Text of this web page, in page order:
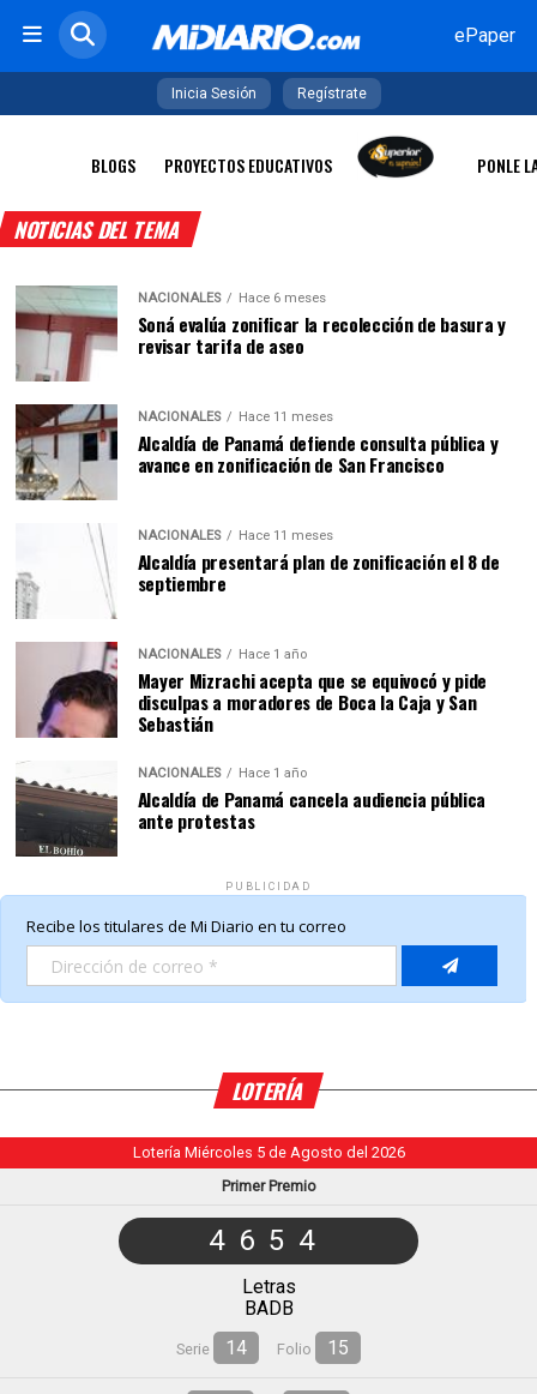
ePaper
Inicia Sesión Regístrate
BLOGS PROYECTOS EDUCATIVOS PONLE
NOTICIAS DEL TEMA
NACIONALES Hace 6 meses
Soná evalúa zonificar la recolección de basura y
revisar tarifa de aseo
NACIONALES Hace 11 meses
Alcaldía de Panamá defiende consulta pública y
avance en zonificación de San Francisco
NACIONALES Hace 11 meses
Alcaldía presentará plan de zonificación el 8 de
septiembre
NACIONALES Hace 1 año
Mayer Mizrachi acepta que se equivocó y pide
disculpas a moradores de Boca la Caja y San
Sebastián
NACIONALES Hace 1 año
Alcaldía de Panamá cancela audiencia pública
ante protestas
PUBLICIDAD
LOTERÍA
Lotería Miércoles 5 de Agosto del 2026
Primer Premio
4654
Letras
BADB
Serie 14 Folio 15